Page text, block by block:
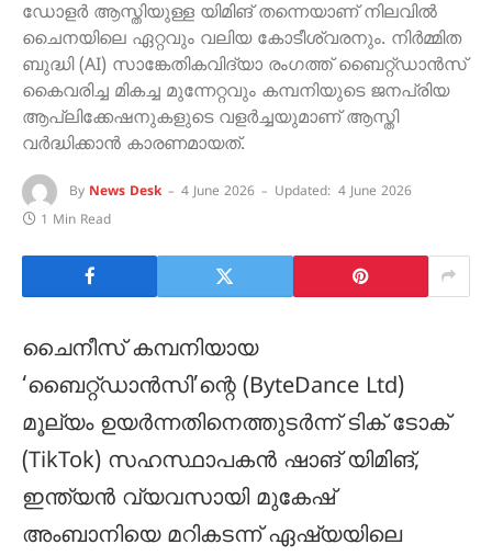
ഡോളർ ആസ്തിയുള്ള യിമിങ് തന്നെയാണ് നിലവിൽ
ചൈനയിലെ ഏറ്റവും വലിയ കോടീശ്വരനും. നിർമ്മിത
ബുദ്ധി (AI) സാങ്കേതികവിദ്യാ രംഗത്ത് ബൈറ്റ്ഡാൻസ്
കൈവരിച്ച മികച്ച മുന്നേറ്റവും കമ്പനിയുടെ ജനപ്രിയ
ആപ്ലിക്കേഷനുകളുടെ വളർച്ചയുമാണ് ആസ്തി
വർദ്ധിക്കാൻ കാരണമായത്. ‍
By News Desk 4 June 2026 Updated: 4 June 2026
1 Min Read
ചൈനീസ് കമ്പനിയായ
‘ബൈറ്റ്ഡാൻസി’ന്റെ (ByteDance Ltd)
മൂല്യം ഉയർന്നതിനെത്തുടർന്ന് ടിക് ടോക്
(TikTok) സഹസ്ഥാപകൻ ഷാങ് യിമിങ്,
ഇന്ത്യൻ വ്യവസായി മുകേഷ്
അംബാനിയെ മറികടന്ന് ഏഷ്യയിലെ